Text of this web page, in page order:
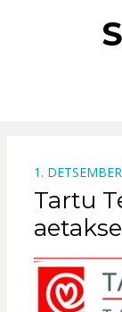
POSTED
ON
1.
Tartu